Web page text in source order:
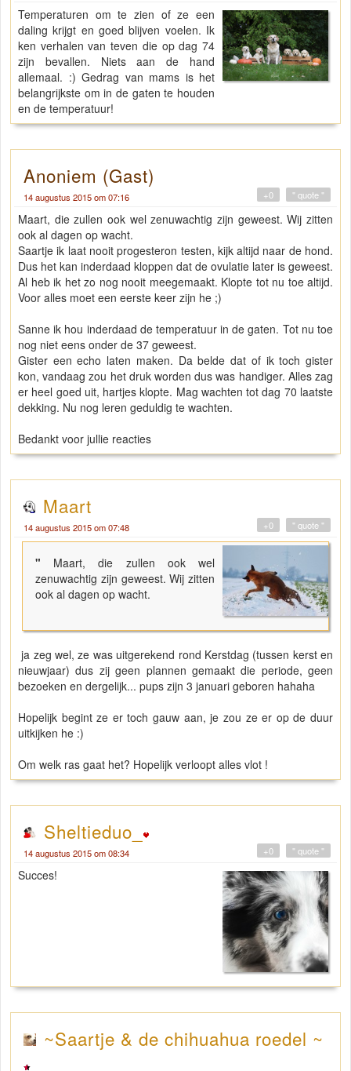
Temperaturen om te zien of ze een
daling krijgt en goed blijven voelen. Ik
ken verhalen van teven die op dag 74
zijn bevallen. Niets aan de hand
allemaal. :) Gedrag van mams is het
belangrijkste om in de gaten te houden
en de temperatuur!
Anoniem (Gast)
14 augustus 2015 om 07:16 " quote "
+0
Maart, die zullen ook wel zenuwachtig zijn geweest. Wij zitten
ook al dagen op wacht.
Saartje ik laat nooit progesteron testen, kijk altijd naar de hond.
Dus het kan inderdaad kloppen dat de ovulatie later is geweest.
Al heb ik het zo nog nooit meegemaakt. Klopte tot nu toe altijd.
Voor alles moet een eerste keer zijn he ;)
Sanne ik hou inderdaad de temperatuur in de gaten. Tot nu toe
nog niet eens onder de 37 geweest.
Gister een echo laten maken. Da belde dat of ik toch gister
kon, vandaag zou het druk worden dus was handiger. Alles zag
er heel goed uit, hartjes klopte. Mag wachten tot dag 70 laatste
dekking. Nu nog leren geduldig te wachten.
Bedankt voor jullie reacties
Maart
14 augustus 2015 om 07:48 " quote "
+0
" Maart, die zullen ook wel
zenuwachtig zijn geweest. Wij zitten
ook al dagen op wacht.
ja zeg wel, ze was uitgerekend rond Kerstdag (tussen kerst en
nieuwjaar) dus zij geen plannen gemaakt die periode, geen
bezoeken en dergelijk... pups zijn 3 januari geboren hahaha
Hopelijk begint ze er toch gauw aan, je zou ze er op de duur
uitkijken he :)
Om welk ras gaat het? Hopelijk verloopt alles vlot !
Sheltieduo_
14 augustus 2015 om 08:34 " quote "
+0
Succes!
~Saartje & de chihuahua roedel ~